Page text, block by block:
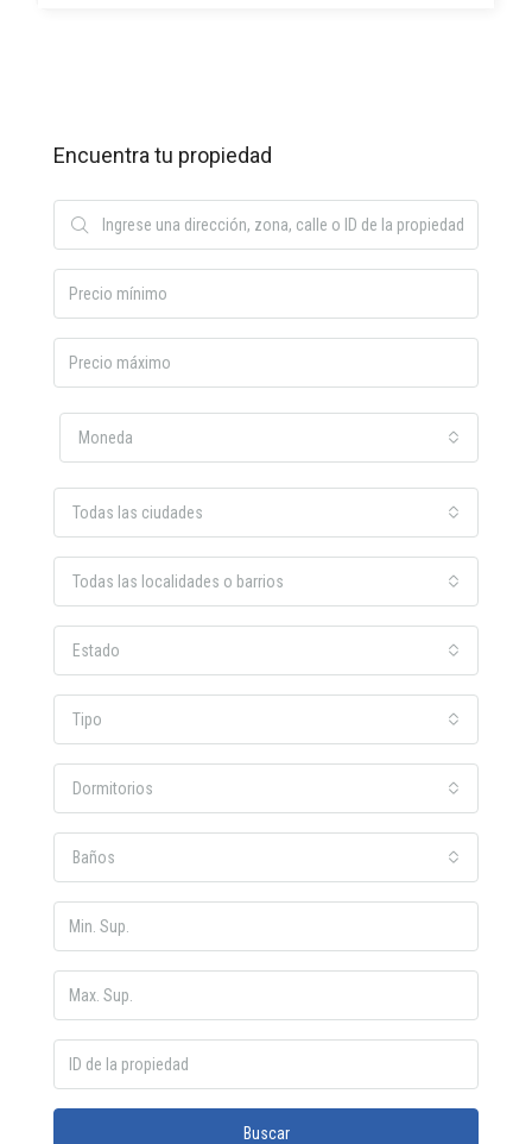
Encuentra tu propiedad
Moneda
Todas las ciudades
Todas las localidades o barrios
Estado
Tipo
Dormitorios
Baños
Buscar